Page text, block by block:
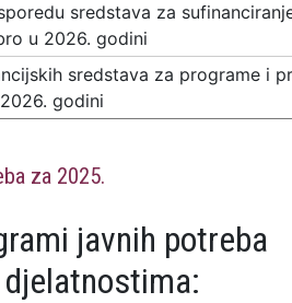
sredstava za
u 2026. godini
sredstava za programe i
godini
za 2025.
javnih potreba